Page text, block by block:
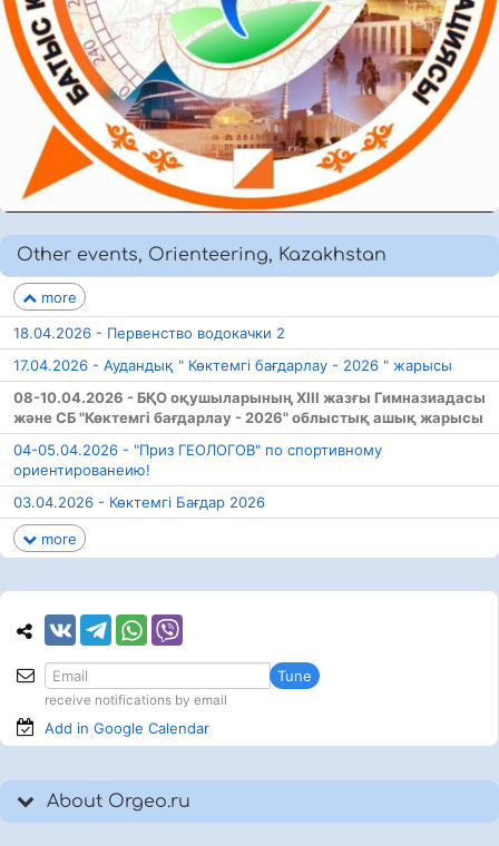
Other events, Orienteering, Kazakhstan
more
18.04.2026 - Первенство водокачки 2
17.04.2026 - Аудандық " Көктемгі бағдарлау - 2026 " жарысы
08-10.04.2026 - БҚО оқушыларының XIII жазғы Гимназиадасы
және СБ "Көктемгі бағдарлау - 2026" облыстық ашық жарысы
04-05.04.2026 - "Приз ГЕОЛОГОВ" по спортивному
ориентированеию!
03.04.2026 - Көктемгі Бағдар 2026
more
Tune
receive notifications by email
Add in Google Calendar
About Orgeo.ru